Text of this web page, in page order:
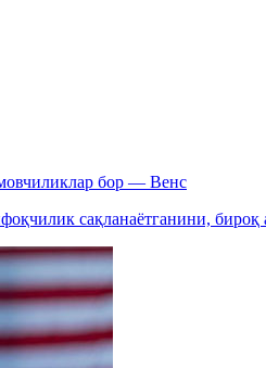
бор — Венс
сақланаётганини, бироқ